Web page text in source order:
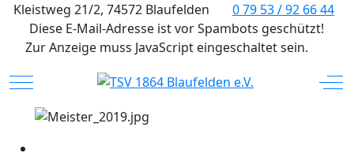
Kleistweg 21/2, 74572 Blaufelden
0 79 53 / 92 66 44
Diese E-Mail-Adresse ist vor Spambots geschützt!
Zur Anzeige muss JavaScript eingeschaltet sein.
Mobile Menu Toggle